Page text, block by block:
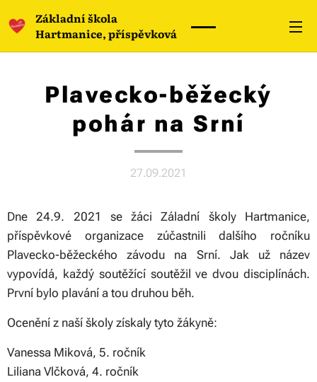
Základní škola
Hartmanice, příspěvková
organizace
Plavecko-běžecký
pohár na Srní
27.09.2021
Dne 24.9. 2021 se žáci Záladní školy Hartmanice,
příspěvkové organizace zúčastnili dalšího ročníku
Plavecko-běžeckého závodu na Srní. Jak už název
vypovídá, každý soutěžící soutěžil ve dvou disciplínách.
První bylo plavání a tou druhou běh.
Ocenění z naší školy získaly tyto žákyně:
Vanessa Miková, 5. ročník
Liliana Vlčková, 4. ročník